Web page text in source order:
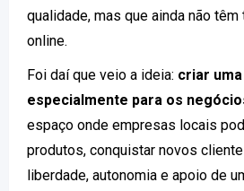
qualidade, mas que ainda não
online.
Foi daí que veio a ideia: criar
especialmente para os
espaço onde empresas locais
produtos, conquistar novos
liberdade, autonomia e apoio de